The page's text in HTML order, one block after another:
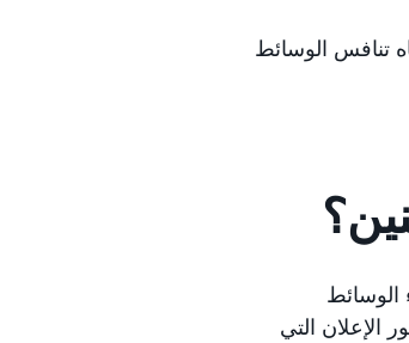
تنافس الوسائط
الوسائط
الإعلان التي